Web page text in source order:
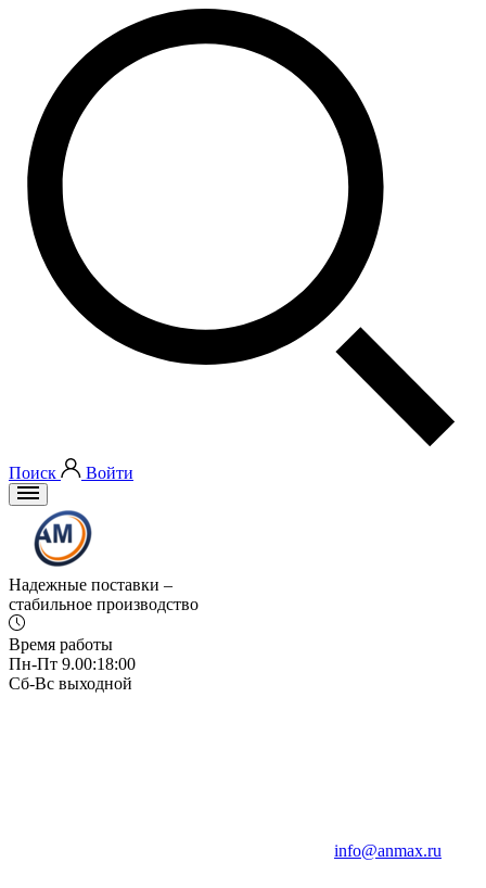
Поиск Войти
Надежные поставки –
стабильное производство
Время работы
Пн-Пт 9.00:18:00
Сб-Вс выходной
info@anmax.ru